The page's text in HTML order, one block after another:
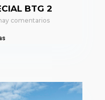
BTG 2
comentarios